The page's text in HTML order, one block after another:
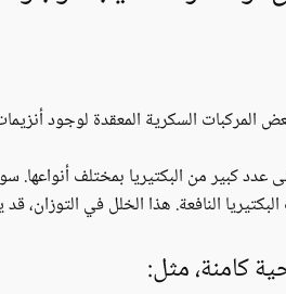
السكرية المعقدة لوجود
كبير من البكتيريا بمختلف أنواعها.
النافعة. هذا الخلل في التوزان، قد
كامنة، مثل: